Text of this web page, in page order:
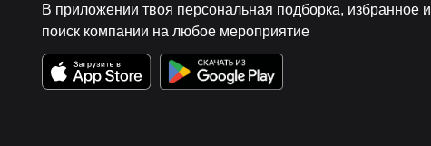
В приложении твоя персональная подборка, избранное и
поиск компании на любое мероприятие